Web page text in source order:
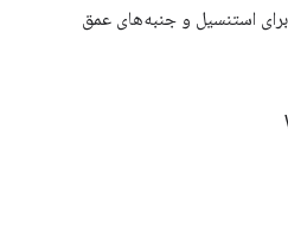
استنسیل و جنبه‌های عمق